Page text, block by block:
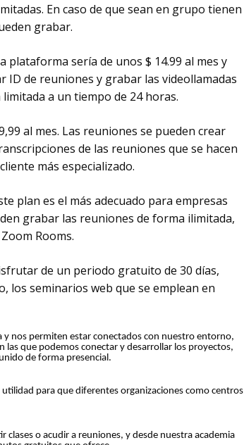
En caso de que sean en grupo tienen
grabar.
plataforma sería de unos $ 14.99 al mes y
ID de reuniones y grabar las videollamadas
a un tiempo de 24 horas.
al mes. Las reuniones se pueden crear
de las reuniones que se hacen
más especializado.
plan es el más adecuado para empresas
grabar las reuniones de forma ilimitada,
Rooms.
de un periodo gratuito de 30 días,
los seminarios web que se emplean en
y nos permiten estar conectados con nuestro entorno,
las que podemos conectar y desarrollar los proyectos,
de forma presencial.
para que diferentes organizaciones como centros
o acudir a reuniones, y desde nuestra academia